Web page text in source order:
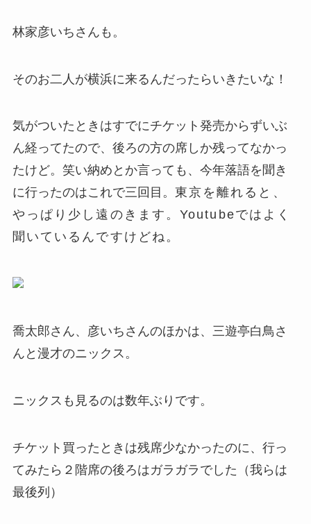
林家彦いちさんも。
そのお二人が横浜に来るんだったらいきたいな！
気がついたときはすでにチケット発売からずいぶ
ん経ってたので、後ろの方の席しか残ってなかっ
たけど。笑い納めとか言っても、今年落語を聞き
に行ったのはこれで三回目。 東京を離れると、
やっぱり少し遠のきます。Youtubeではよく
聞いているんですけどね。
喬太郎さん、彦いちさんのほかは、三遊亭白鳥さ
んと漫才のニックス。
ニックスも見るのは数年ぶりです。
チケット買ったときは残席少なかったのに、行っ
てみたら２階席の後ろはガラガラでした（我らは
最後列）